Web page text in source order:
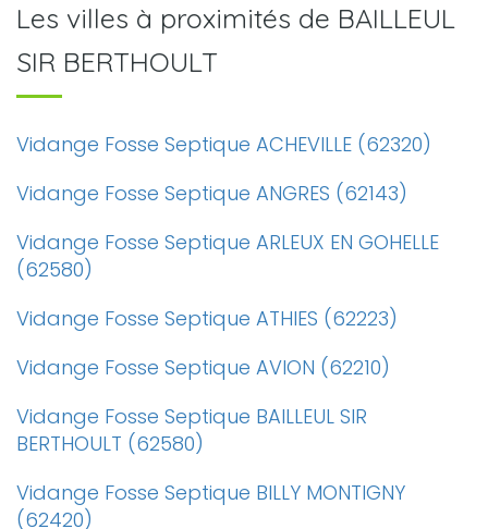
Les villes à proximités de BAILLEUL
SIR BERTHOULT
Vidange Fosse Septique ACHEVILLE (62320)
Vidange Fosse Septique ANGRES (62143)
Vidange Fosse Septique ARLEUX EN GOHELLE
(62580)
Vidange Fosse Septique ATHIES (62223)
Vidange Fosse Septique AVION (62210)
Vidange Fosse Septique BAILLEUL SIR
BERTHOULT (62580)
Vidange Fosse Septique BILLY MONTIGNY
(62420)